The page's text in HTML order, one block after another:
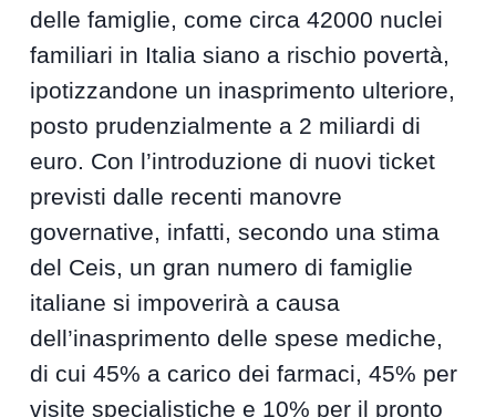
delle famiglie, come circa 42000 nuclei
familiari in Italia siano a rischio povertà,
ipotizzandone un inasprimento ulteriore,
posto prudenzialmente a 2 miliardi di
euro. Con l’introduzione di nuovi ticket
previsti dalle recenti manovre
governative, infatti, secondo una stima
del Ceis, un gran numero di famiglie
italiane si impoverirà a causa
dell’inasprimento delle spese mediche,
di cui 45% a carico dei farmaci, 45% per
visite specialistiche e 10% per il pronto